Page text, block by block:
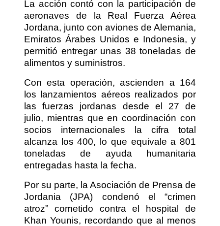
La acción contó con la participación de
aeronaves de la Real Fuerza Aérea
Jordana, junto con aviones de Alemania,
Emiratos Árabes Unidos e Indonesia, y
permitió entregar unas 38 toneladas de
alimentos y suministros.
Con esta operación, ascienden a 164
los lanzamientos aéreos realizados por
las fuerzas jordanas desde el 27 de
julio, mientras que en coordinación con
socios internacionales la cifra total
alcanza los 400, lo que equivale a 801
toneladas de ayuda humanitaria
entregadas hasta la fecha.
Por su parte, la Asociación de Prensa de
Jordania (JPA) condenó el “crimen
atroz” cometido contra el hospital de
Khan Younis, recordando que al menos